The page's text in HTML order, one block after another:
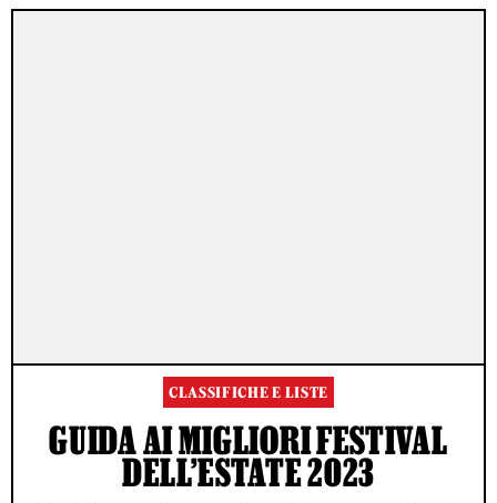
CLASSIFICHE E LISTE
GUIDA AI MIGLIORI FESTIVAL
DELL’ESTATE 2023